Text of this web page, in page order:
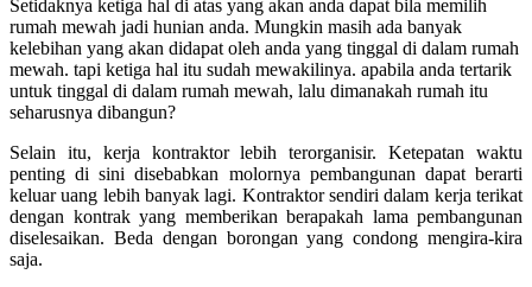
Setidaknya ketiga hal di atas yang akan anda dapat bila memilih
rumah mewah jadi hunian anda. Mungkin masih ada banyak
kelebihan yang akan didapat oleh anda yang tinggal di dalam rumah
mewah. tapi ketiga hal itu sudah mewakilinya. apabila anda tertarik
untuk tinggal di dalam rumah mewah, lalu dimanakah rumah itu
seharusnya dibangun?
Selain itu, kerja kontraktor lebih terorganisir.Ketepatan waktu
penting di sini disebabkan molornya pembangunan dapat berarti
keluar uang lebih banyak lagi. Kontraktor sendiri dalam kerja terikat
dengan kontrak yang memberikan berapakah lama pembangunan
diselesaikan. Beda dengan borongan yang condong mengira-kira
saja.